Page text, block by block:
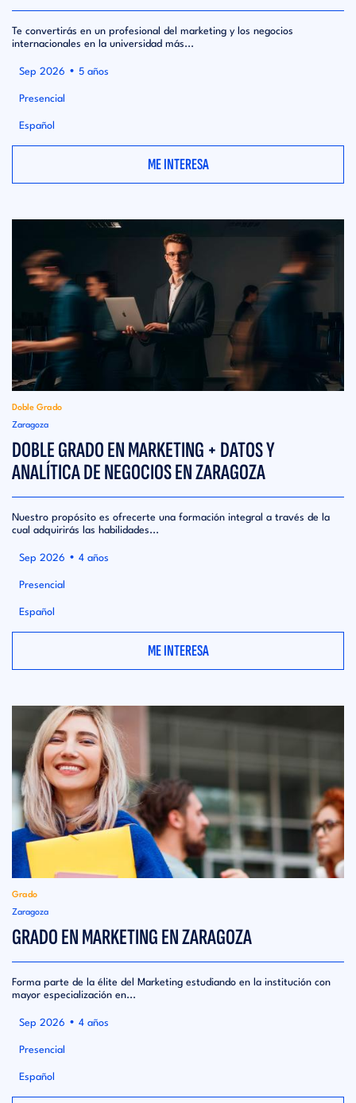
Te convertirás en un profesional del marketing y los negocios
internacionales en la universidad más...
Sep 2026 • 5 años
Presencial
Español
ME INTERESA
Doble Grado
Zaragoza
DOBLE GRADO EN MARKETING + DATOS Y
ANALÍTICA DE NEGOCIOS EN ZARAGOZA
Nuestro propósito es ofrecerte una formación integral a través de la
cual adquirirás las habilidades...
Sep 2026 • 4 años
Presencial
Español
ME INTERESA
Grado
Zaragoza
GRADO EN MARKETING EN ZARAGOZA
Forma parte de la élite del Marketing estudiando en la institución con
mayor especialización en...
Sep 2026 • 4 años
Presencial
Español